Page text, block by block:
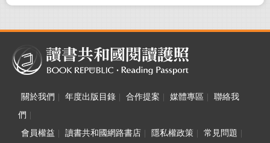
關於我們 年度出版目錄 合作提案 媒體專區
聯絡我
們
會員權益
讀書共和國網路書店 隱私權政策 常見問題